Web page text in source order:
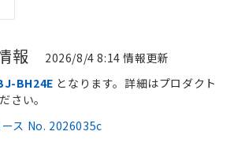
報 2026/8/4 8:14 情報更新
ス No. 2026035c
BH24E となります。詳細はプロダクト
さい。